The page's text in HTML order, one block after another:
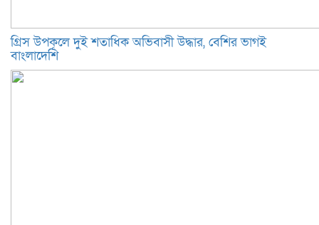
গ্রিস উপকূলে দুই শতাধিক অভিবাসী উদ্ধার, বেশির ভাগই
বাংলাদেশি